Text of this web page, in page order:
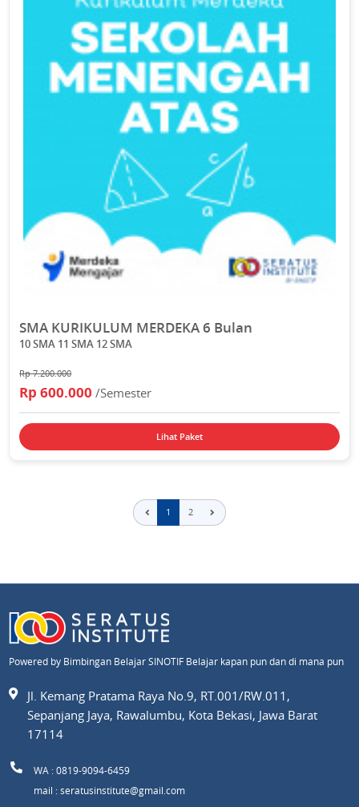
SMA KURIKULUM MERDEKA 6 Bulan
10 SMA 11 SMA 12 SMA
Rp 7.200.000
Rp 600.000/Semester
Lihat Paket
1 2
Powered by Bimbingan Belajar SINOTIF Belajar kapan pun dan di mana pun
Jl. Kemang Pratama Raya No.9, RT.001/RW.011,
Sepanjang Jaya, Rawalumbu, Kota Bekasi, Jawa Barat
17114
WA : 0819-9094-6459
mail : seratusinstitute@gmail.com